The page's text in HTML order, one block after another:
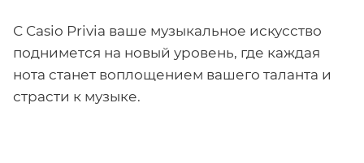
С Casio Privia ваше музыкальное искусство
поднимется на новый уровень, где каждая
нота станет воплощением вашего таланта и
страсти к музыке.